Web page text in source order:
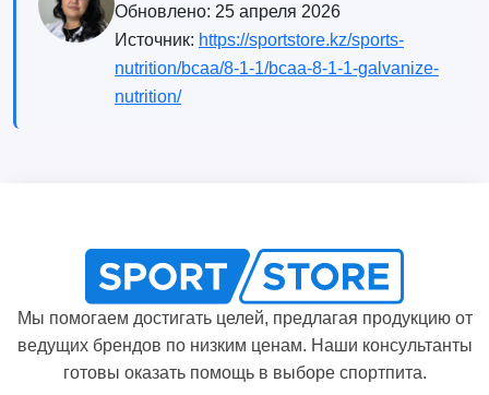
Обновлено: 25 апреля 2026
Источник: https://sportstore.kz/sports-
nutrition/bcaa/8-1-1/bcaa-8-1-1-galvanize-
nutrition/
Мы помогаем достигать целей, предлагая продукцию от
ведущих брендов по низким ценам. Наши консультанты
готовы оказать помощь в выборе спортпита.